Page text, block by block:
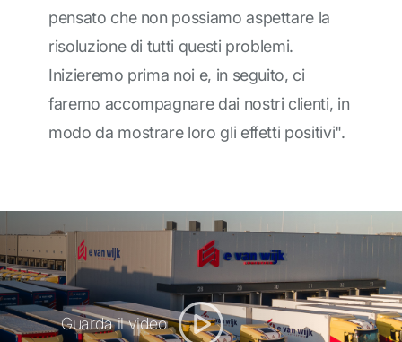
pensato che non possiamo aspettare la
risoluzione di tutti questi problemi.
Inizieremo prima noi e, in seguito, ci
faremo accompagnare dai nostri clienti, in
modo da mostrare loro gli effetti positivi".
Guarda il video